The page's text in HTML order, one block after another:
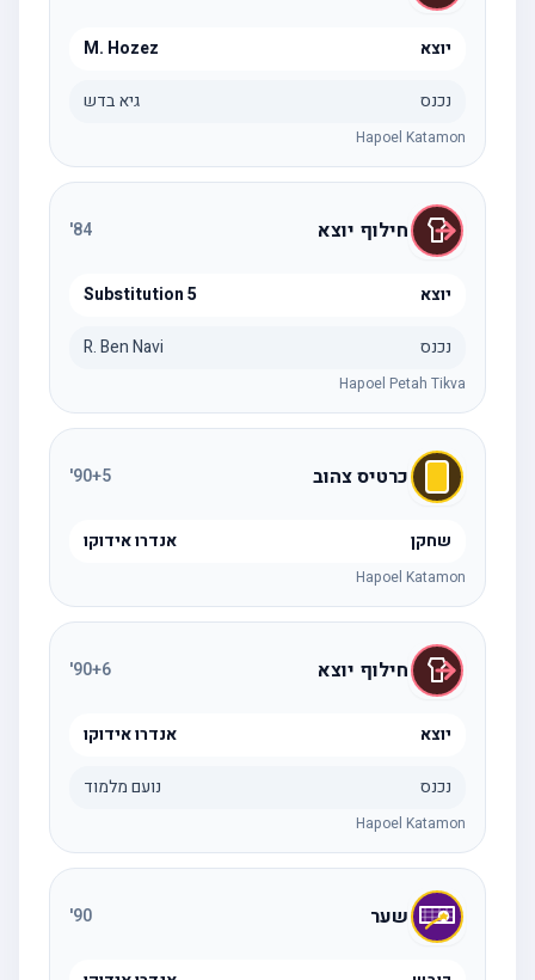
יוצא M. Hozez
נכנס גיא בדש
Hapoel Katamon
חילוף יוצא 84
'
יוצא Substitution 5
נכנס R. Ben Navi
Hapoel Petah Tikva
כרטיס צהוב 90+5
'
שחקן אנדרו אידוקו
Hapoel Katamon
חילוף יוצא 90+6
'
יוצא אנדרו אידוקו
נכנס נועם מלמוד
Hapoel Katamon
שער 90
'